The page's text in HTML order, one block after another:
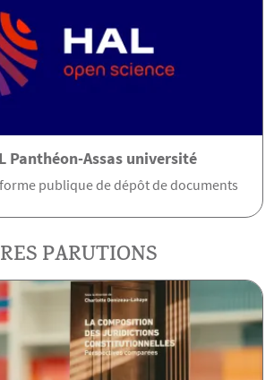
Panthéon-Assas université
publique de dépôt de documents
PARUTIONS